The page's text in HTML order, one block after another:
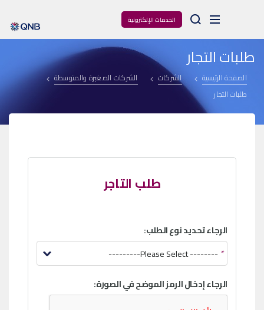
الخدمات الإلكترونية Arama
طلبات التجار
الصفحة الرئيسية الشركات
الشركات الصغيرة والمتوسطة
طلبات التجار
طلب التاجر
الرجاء تحديد نوع الطلب:
-------- Please Select---------
الرجاء إدخال الرمز الموضح في الصورة: